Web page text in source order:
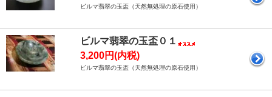
ビルマ翡翠の玉盃（天然無処理の原石使用）
ビルマ翡翠の玉盃０１
3,200円(内税)
ビルマ翡翠の玉盃（天然無処理の原石使用）